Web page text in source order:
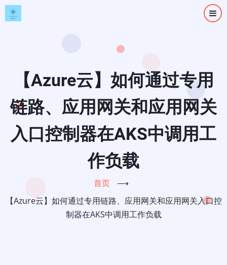
跳
转
【Azure云】如何通过专用
链路、应用网关和应用网关
入口控制器在AKS中调用工
作负载
首页
⟶
【Azure云】如何通过专用链路、应用网关和应用网关入口控
制器在AKS中调用工作负载